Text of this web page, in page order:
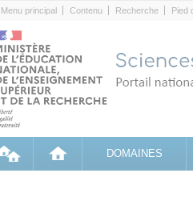
Menu principal Contenu Recherche Pied
DOMAINES